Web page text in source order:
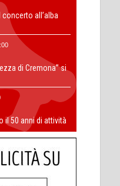
all’alba
di Cremona” si
il 50 anni di attività